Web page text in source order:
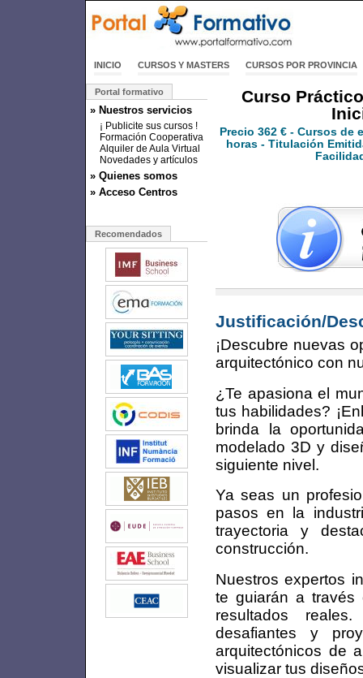
INICIO CURSOS Y MASTERS CURSOS POR PROVINCIA
Portal formativo
» Nuestros servicios
¡ Publicite sus cursos !
Formación Cooperativa
Alquiler de Aula Virtual
Novedades y artículos
» Quienes somos
» Acceso Centros
Recomendados
Curso
Precio 362 € - Cursos de
horas - Titulación
Justificación/
¡Descubre nuevas
arquitectónico con
¿Te apasiona el
tus habilidades?
brinda la
modelado 3D y
siguiente nivel.
Ya seas un
pasos en la
trayectoria y
construcción.
Nuestros expertos
te guiarán a través
resultados
desafiantes y
arquitectónicos de
visualizar tus